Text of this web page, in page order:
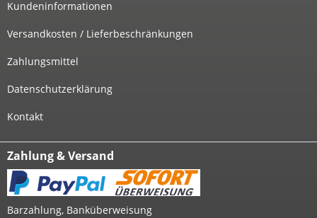
Kundeninformationen
Versandkosten / Lieferbeschränkungen
Zahlungsmittel
Datenschutzerklärung
Kontakt
Zahlung & Versand
Barzahlung, Banküberweisung